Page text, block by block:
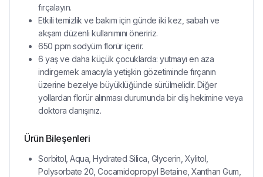
fırçalayın.
Etkili temizlik ve bakım için günde iki kez, sabah ve
akşam düzenli kullanımını öneririz.
650 ppm sodyüm florür içerir.
6 yaş ve daha küçük çocuklarda: yutmayı en aza
indirgemek amacıyla yetişkin gözetiminde fırçanın
üzerine bezelye büyüklüğünde sürülmelidir. Diğer
yollardan florür alınması durumunda bir diş hekimine veya
doktora danışınız.
Ürün Bileşenleri
Sorbitol, Aqua, Hydrated Silica, Glycerin, Xylitol,
Polysorbate 20, Cocamidopropyl Betaine, Xanthan Gum,